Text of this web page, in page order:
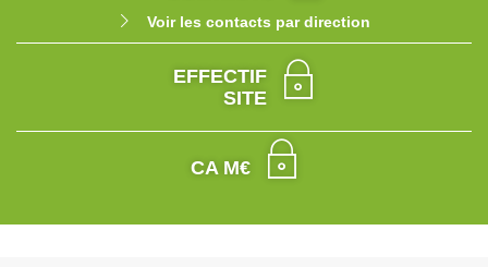
Voir les contacts par direction
EFFECTIF
SITE
CA M€